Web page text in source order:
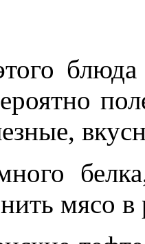
блюда
мясо в